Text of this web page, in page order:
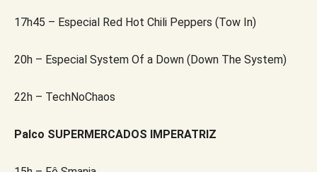
17h45 – Especial Red Hot Chili Peppers (Tow In)
20h – Especial System Of a Down (Down The System)
22h – TechNoChaos
Palco SUPERMERCADOS IMPERATRIZ